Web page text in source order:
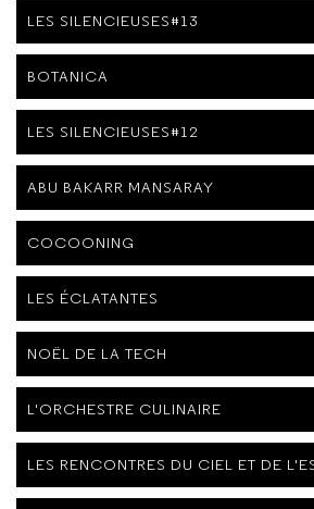
LES SILENCIEUSES#13
BOTANICA
LES SILENCIEUSES#12
ABU BAKARR MANSARAY
COCOONING
LES ÉCLATANTES
NOËL DE LA TECH
L'ORCHESTRE CULINAIRE
LES RENCONTRES DU CIEL ET DE